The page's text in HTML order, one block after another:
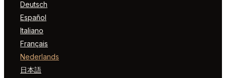
Deutsch
Español
Italiano
Français
Nederlands
日本語